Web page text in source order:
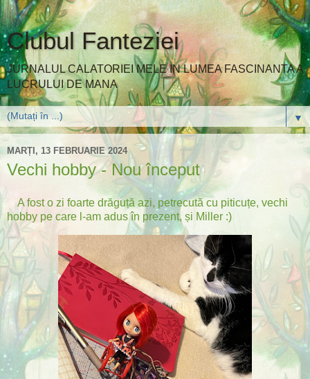
Clubul Fanteziei
JURNALUL CALATORIEI MELE IN LUMEA FASCINANTA A
LUCRULUI DE MANA
▼
MARȚI, 13 FEBRUARIE 2024
Vechi hobby - Nou început
A fost o zi foarte drăguță azi, petrecută cu piticuțe, vechi
hobby pe care l-am adus în prezent, și Miller :)